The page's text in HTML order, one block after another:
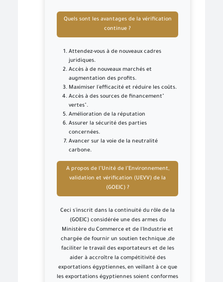
Quels sont les avantages de la vérification
continue ?
Attendez-vous à de nouveaux cadres
juridiques.
Accès à de nouveaux marchés et
augmentation des profits.
Maximiser l'efficacité et réduire les coûts.
Accès à des sources de financement"
vertes".
Amélioration de la réputation
Assurer la sécurité des parties
concernées.
Avancer sur la voie de la neutralité
carbone.
A propos de l’Unité de l’Environnement,
validation et vérification (UEVV) de la
(GOEIC) ?
Ceci s'inscrit dans la continuité du rôle de la
(GOEIC) considérée une des armes du
Ministère du Commerce et de l'Industrie et
chargée de fournir un soutien technique ,de
faciliter le travail des exportateurs et de les
aider à accroître la compétitivité des
exportations égyptiennes, en veillant à ce que
les exportations égyptiennes soient conformes